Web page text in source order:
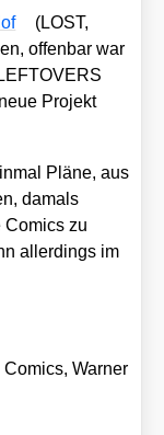
(LOST,
offen­bar war
Pro­jekt
Plä­ne, aus
damals
Comics zu
aller­dings im
War­ner